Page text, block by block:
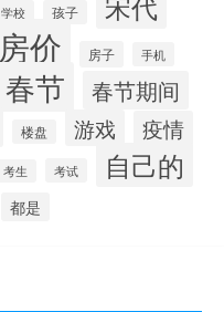
学校 孩子
房价 房子 手机
春节 春节期间
楼盘 游戏 疫情
考生 考试 自己的
都是